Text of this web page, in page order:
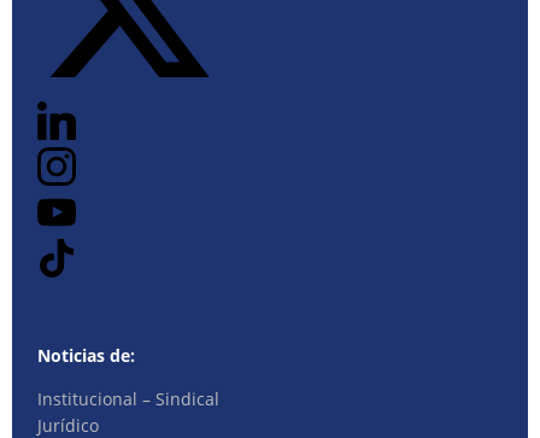
Noticias de:
Institucional – Sindical
Jurídico